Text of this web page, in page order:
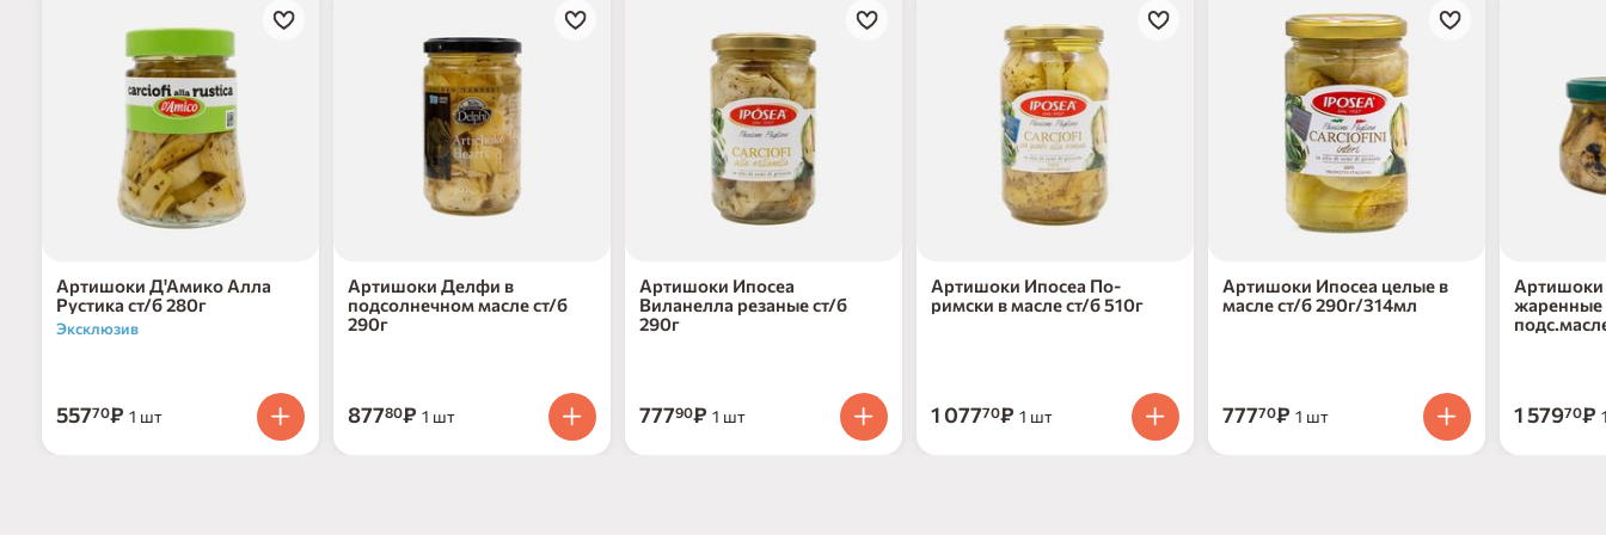
Артишоки Д'Амико Алла
Рустика ст/б 280г
Эксклюзив
55770₽ 1 шт
Артишоки Делфи в
подсолнечном масле ст/б
290г
87780₽ 1 шт
Артишоки Ипосеа
Виланелла резаные ст/б
290г
77790₽ 1 шт
Артишоки Ипосеа По-
римски в масле ст/б 510г
1 07770₽ 1 шт
Артишоки Ипосеа целые в
масле ст/б 290г/314мл
77770₽ 1 шт
Артишоки
жаренные
1 57970₽